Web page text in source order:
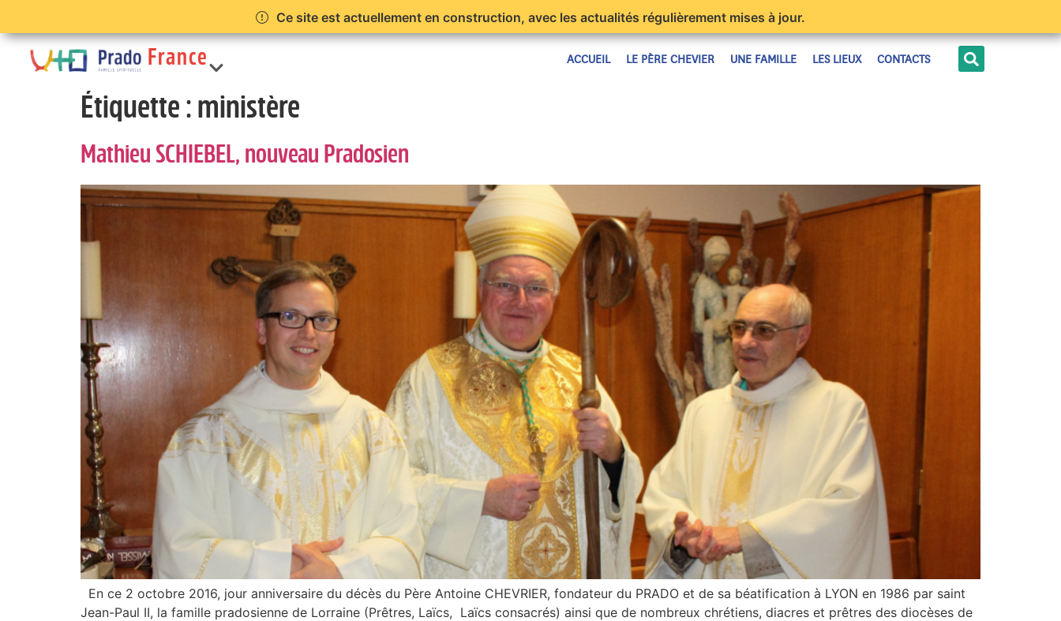
Ce site est actuellement en construction, avec les actualités régulièrement mises à jour.
France
Prêtres
Limonest
ACCUEIL LE PÈRE CHEVIER UNE FAMILLE LES LIEUX CONTACTS
Étiquette :ministère
Mathieu SCHIEBEL, nouveau Pradosien
En ce 2 octobre 2016, jour anniversaire du décès du Père Antoine CHEVRIER, fondateur du PRADO et de sa béatification à LYON en 1986 par saint
Jean-Paul II, la famille pradosienne de Lorraine (Prêtres, Laïcs, Laïcs consacrés) ainsi que de nombreux chrétiens, diacres et prêtres des diocèses de